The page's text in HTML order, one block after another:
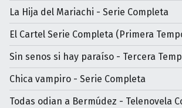
La Hija del Mariachi - Serie Completa
El Cartel Serie Completa (Primera
Sin senos si hay paraíso - Tercera
Chica vampiro - Serie Completa
Todas odian a Bermúdez - Telenovela